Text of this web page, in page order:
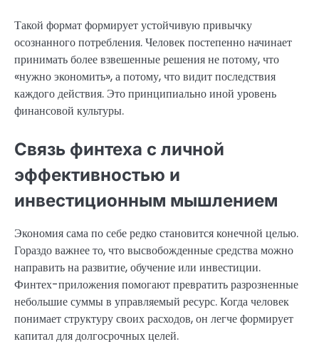
Такой формат формирует устойчивую привычку
осознанного потребления. Человек постепенно начинает
принимать более взвешенные решения не потому, что
«нужно экономить», а потому, что видит последствия
каждого действия. Это принципиально иной уровень
финансовой культуры.
Связь финтеха с личной
эффективностью и
инвестиционным мышлением
Экономия сама по себе редко становится конечной целью.
Гораздо важнее то, что высвобожденные средства можно
направить на развитие, обучение или инвестиции.
Финтех-приложения помогают превратить разрозненные
небольшие суммы в управляемый ресурс. Когда человек
понимает структуру своих расходов, он легче формирует
капитал для долгосрочных целей.